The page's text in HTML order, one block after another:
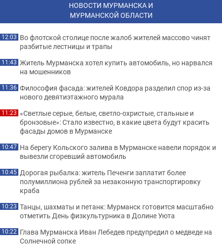
НОВОСТИ МУРМАНСКА И
МУРМАНСКОЙ ОБЛАСТИ
12:03 Во флотской столице после жалоб жителей массово чинят
разбитые лестницы и трапы
11:43 Житель Мурманска хотел купить автомобиль, но нарвался
на мошенников
11:36 Философия фасада: жителей Ковдора разделил спор из-за
нового девятиэтажного мурала
11:23 «Светлые серые, белые, светло-охристые, стальные и
бронзовые»: Стало известно, в какие цвета будут красить
фасады домов в Мурманске
10:47 На берегу Кольского залива в Мурманске навели порядок и
вывезли сгоревший автомобиль
10:45 Дорогая рыбалка: житель Печенги заплатит более
полумиллиона рублей за незаконную транспортировку
краба
10:23 Танцы, шахматы и петанк: Мурманск готовится масштабно
отметить День физкультурника в Долине Уюта
10:22 Глава Мурманска Иван Лебедев предупредил о медведе на
Солнечной сопке